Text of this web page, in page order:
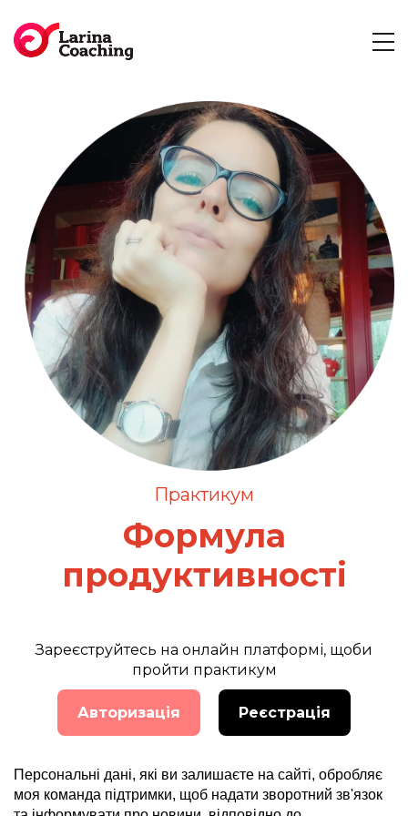
Практикум
Формула
продуктивності
Зареєструйтесь на онлайн платформі, щоби
пройти практикум
Авторизація Реєстрація
Персональні дані, які ви залишаєте на сайті, обробляє
моя команда підтримки, щоб надати зворотний зв'язок